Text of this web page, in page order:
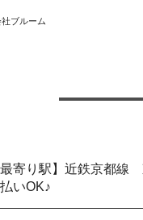
ブルーム
最寄り駅】近鉄京都線
いOK♪